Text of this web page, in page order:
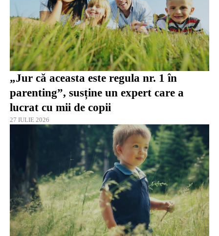
„Jur că aceasta este regula nr. 1 în
parenting”, susține un expert care a
lucrat cu mii de copii
27 IULIE 2026